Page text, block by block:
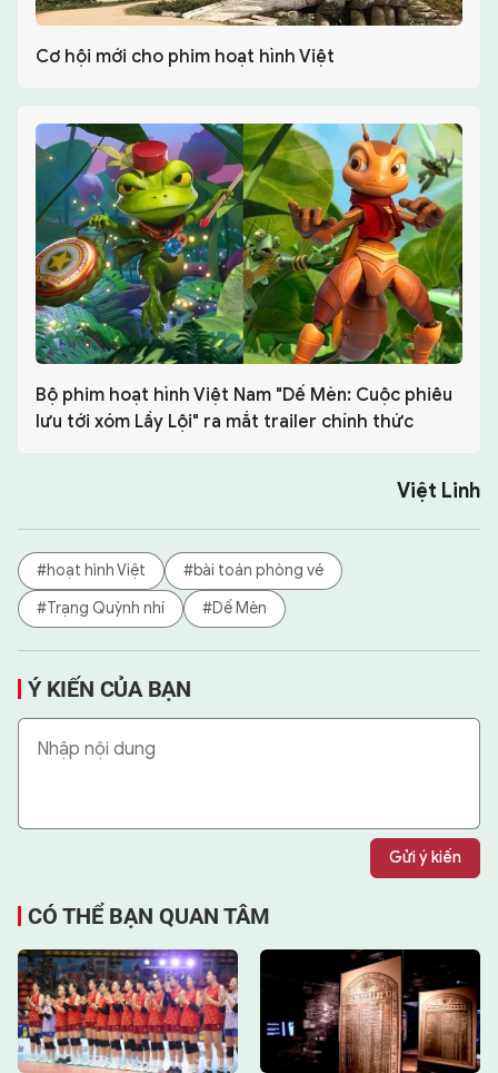
Cơ hội mới cho phim hoạt hình Việt
Bộ phim hoạt hình Việt Nam "Dế Mèn: Cuộc phiêu
lưu tới xóm Lầy Lội" ra mắt trailer chính thức
Việt Linh
#hoạt hình Việt
#bài toán phòng vé
#Trạng Quỳnh nhí
#Dế Mèn
Ý KIẾN CỦA BẠN
Gửi ý kiến
CÓ THỂ BẠN QUAN TÂM